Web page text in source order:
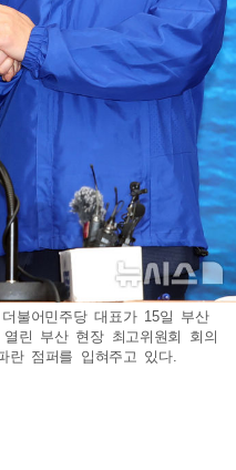
불어민주당 대표가 15일 부산
린 부산 현장 최고위원회 회의
란 점퍼를 입혀주고 있다.